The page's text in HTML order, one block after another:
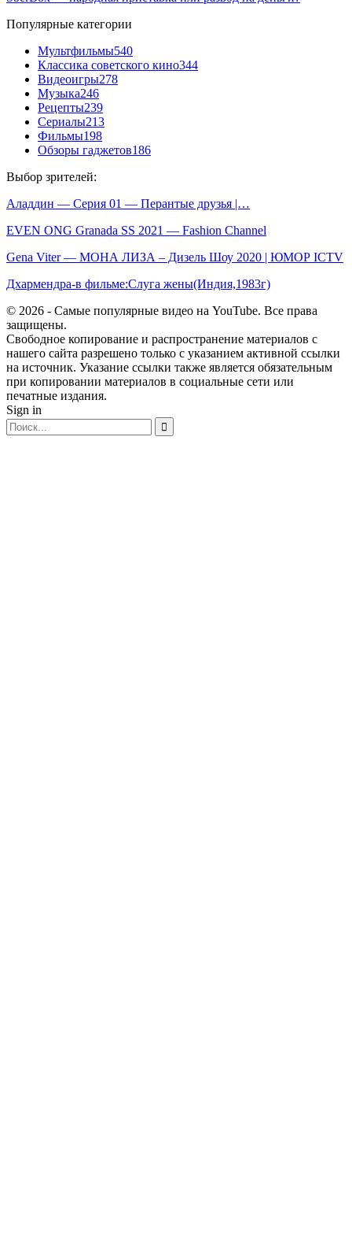
Популярные категории
Мультфильмы540
Классика советского кино344
Видеоигры278
Музыка246
Рецепты239
Сериалы213
Фильмы198
Обзоры гаджетов186
Выбор зрителей:
Аладдин — Серия 01 — Перантые друзья |…
EVEN ONG Granada SS 2021 — Fashion Channel
Gena Viter — МОНА ЛИЗА – Дизель Шоу 2020 | ЮМОР ICTV
Дхармендра-в фильме:Слуга жены(Индия,1983г)
© 2026 - Самые популярные видео на YouTube. Все права
защищены.
Свободное копирование и распространение материалов с
нашего сайта разрешено только с указанием активной ссылки
на источник. Указание ссылки также является обязательным
при копировании материалов в социальные сети или
печатные издания.
Sign in